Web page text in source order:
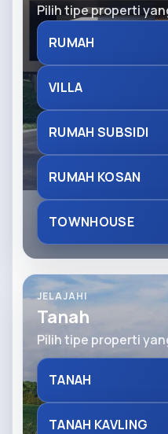
Pilih tipe properti
RUMAH
VILLA
RUMAH SUBSIDI
RUMAH KOSAN
TOWNHOUSE
JELAJAHI
Tanah
Pilih tipe properti
TANAH
TANAH KAVLING